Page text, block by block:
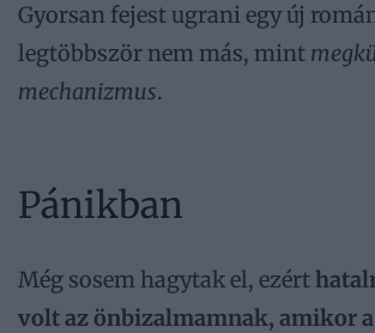
Gyorsan fejest ugrani egy új
legtöbbször nem más, mint
mechanizmus.
Pánikban
Még sosem hagytak el, ezért
volt az önbizalmamnak, amikor